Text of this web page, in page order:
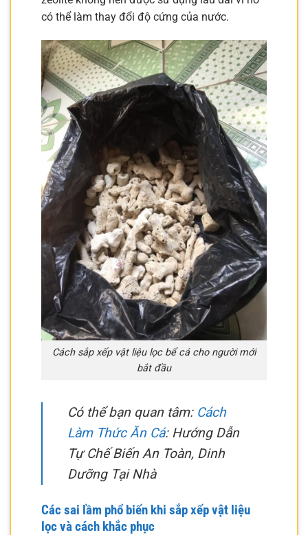
có thể làm thay đổi độ cứng của nước.
Cách sắp xếp vật liệu lọc bể cá cho người mới
bắt đầu
Có thể bạn quan tâm: Cách
Làm Thức Ăn Cá: Hướng Dẫn
Tự Chế Biến An Toàn, Dinh
Dưỡng Tại Nhà
Các sai lầm phổ biến khi sắp xếp vật liệu
lọc và cách khắc phục